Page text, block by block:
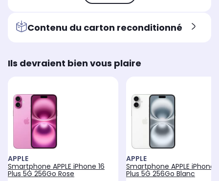
Contenu du carton reconditionné
Ils devraient bien vous plaire
APPLE
Smartphone APPLE iPhone 16
Plus 5G 256Go Rose
APPLE
Smartphone APPLE iPhone
Plus 5G 256Go Blanc